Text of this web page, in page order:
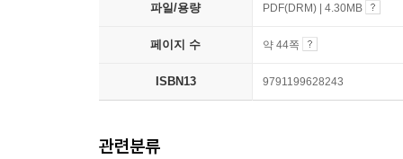
파일/용량 PDF(DRM) | 4.30MB
페이지 수 약 44쪽
ISBN13 9791199628243
관련분류